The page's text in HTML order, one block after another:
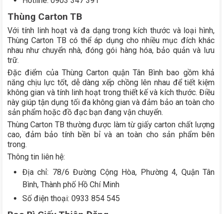
Thùng Carton TB
Với tính linh hoạt và đa dạng trong kích thước và loại hình,
Thùng Carton TB có thể áp dụng cho nhiều mục đích khác
nhau như chuyển nhà, đóng gói hàng hóa, bảo quản và lưu
trữ.
Đặc điểm của Thùng Carton quận Tân Bình bao gồm khả
năng chịu lực tốt, dễ dàng xếp chồng lên nhau để tiết kiệm
không gian và tính linh hoạt trong thiết kế và kích thước. Điều
này giúp tận dụng tối đa không gian và đảm bảo an toàn cho
sản phẩm hoặc đồ đạc bạn đang vận chuyển.
Thùng Carton TB thường được làm từ giấy carton chất lượng
cao, đảm bảo tính bền bỉ và an toàn cho sản phẩm bên
trong.
Thông tin liên hệ:
Địa chỉ: 78/6 Đường Cộng Hòa, Phường 4, Quận Tân
Bình, Thành phố Hồ Chí Minh
Số điện thoại: 0933 854 545